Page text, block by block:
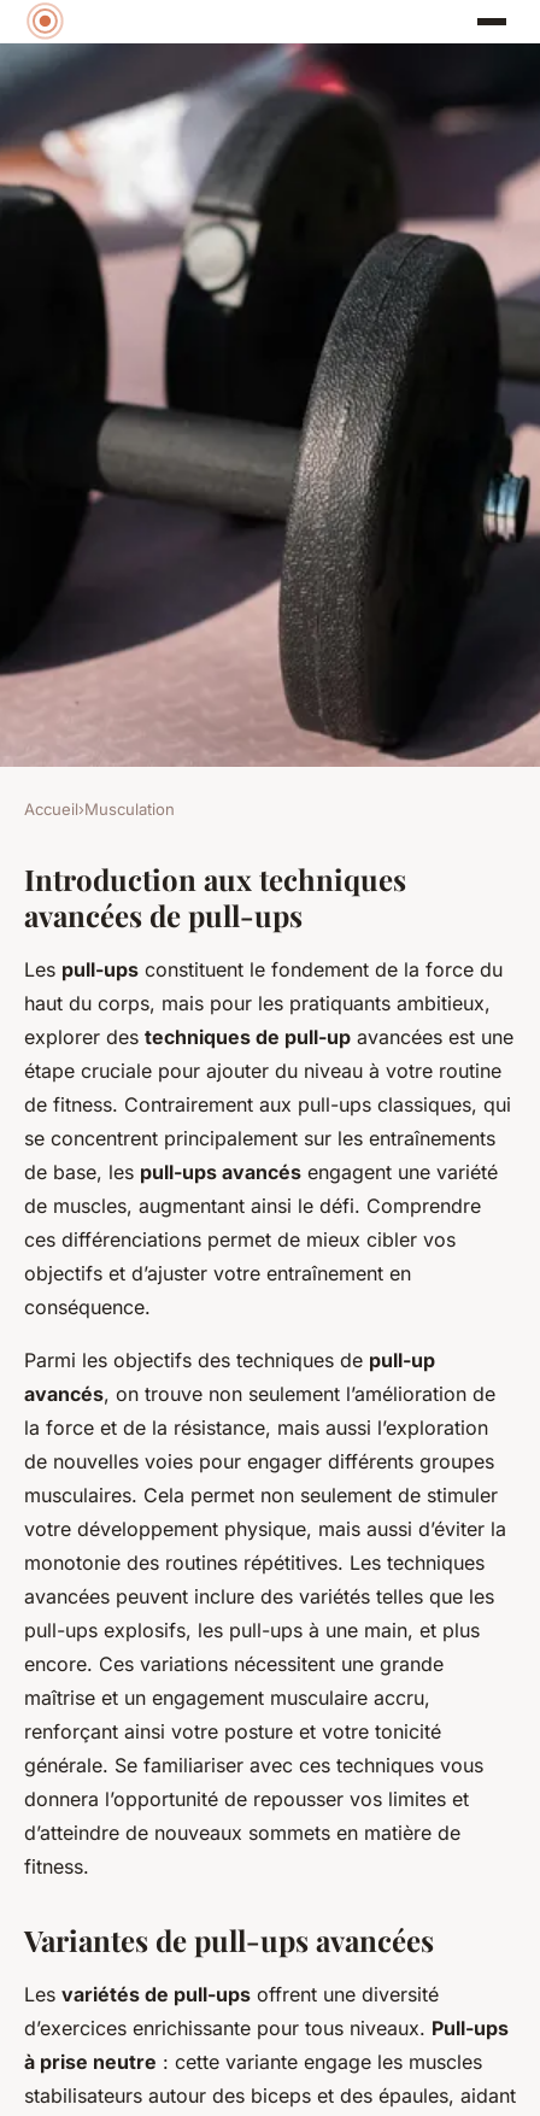
Les techniques de pull-ups
avancées pour les pros
Thaïs•22 avril 2025•5 min de lecture
Accueil›Musculation
Introduction aux techniques
avancées de pull-ups
Les pull-ups constituent le fondement de la force du
haut du corps, mais pour les pratiquants ambitieux,
explorer des techniques de pull-up avancées est une
étape cruciale pour ajouter du niveau à votre routine
de fitness. Contrairement aux pull-ups classiques, qui
se concentrent principalement sur les entraînements
de base, les pull-ups avancés engagent une variété
de muscles, augmentant ainsi le défi. Comprendre
ces différenciations permet de mieux cibler vos
objectifs et d’ajuster votre entraînement en
conséquence.
Parmi les objectifs des techniques de pull-up
avancés, on trouve non seulement l’amélioration de
la force et de la résistance, mais aussi l’exploration
de nouvelles voies pour engager différents groupes
musculaires. Cela permet non seulement de stimuler
votre développement physique, mais aussi d’éviter la
monotonie des routines répétitives. Les techniques
avancées peuvent inclure des variétés telles que les
pull-ups explosifs, les pull-ups à une main, et plus
encore. Ces variations nécessitent une grande
maîtrise et un engagement musculaire accru,
renforçant ainsi votre posture et votre tonicité
générale. Se familiariser avec ces techniques vous
donnera l’opportunité de repousser vos limites et
d’atteindre de nouveaux sommets en matière de
fitness.
Variantes de pull-ups avancées
Les variétés de pull-ups offrent une diversité
d’exercices enrichissante pour tous niveaux. Pull-ups
à prise neutre : cette variante engage les muscles
stabilisateurs autour des biceps et des épaules, aidant